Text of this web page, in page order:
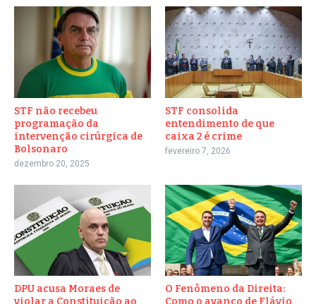
STF não recebeu
programação da
intervenção cirúrgica de
Bolsonaro
dezembro 20, 2025
STF consolida
entendimento de que
caixa 2 é crime
fevereiro 7, 2026
DPU acusa Moraes de
violar a Constituição ao
O Fenômeno da Direita:
Como o avanço de Flávio